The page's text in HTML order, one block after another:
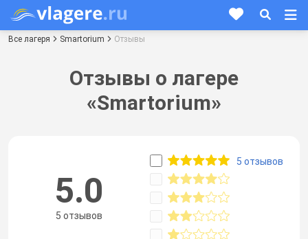
Все лагеря Smartorium Отзывы
Отзывы о лагере
«Smartorium»
5.0
5 отзывов
5 отзывов